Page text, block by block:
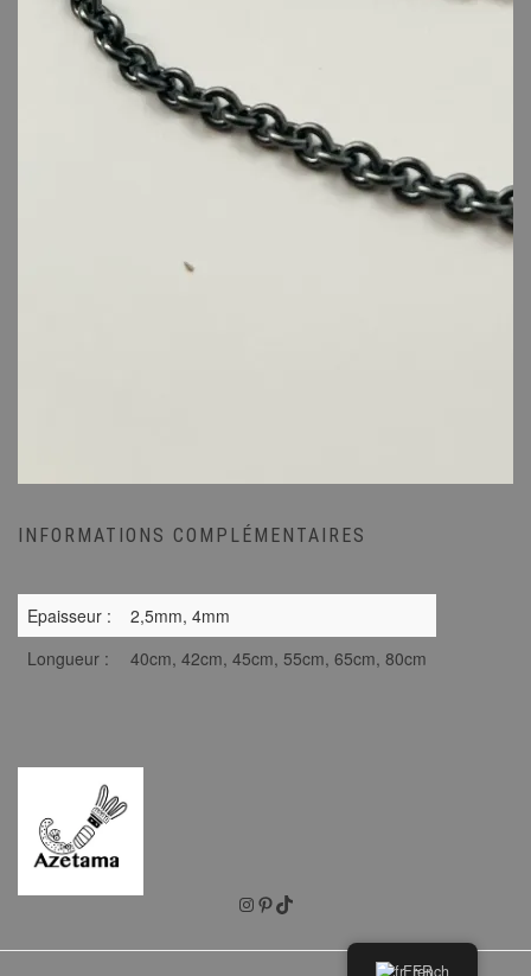
INFORMATIONS COMPLÉMENTAIRES
Epaisseur :
2,5mm, 4mm
Longueur :
40cm, 42cm, 45cm, 55cm, 65cm, 80cm
Instagram
Pinterest
TikTok
French